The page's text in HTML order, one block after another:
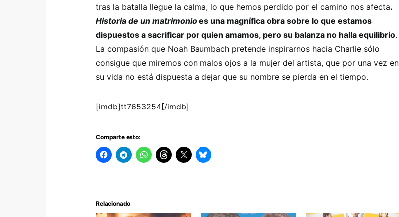
tras la batalla llegue la calma, lo que hemos perdido por el camino nos afecta.
Historia de un matrimonio es una magnífica obra sobre lo que estamos
dispuestos a sacrificar por quien amamos, pero su balanza no halla equilibrio.
La compasión que Noah Baumbach pretende inspirarnos hacia Charlie sólo
consigue que miremos con malos ojos a la mujer del artista, que por una vez en
su vida no está dispuesta a dejar que su nombre se pierda en el tiempo.
[imdb]tt7653254[/imdb]
Comparte esto:
Relacionado